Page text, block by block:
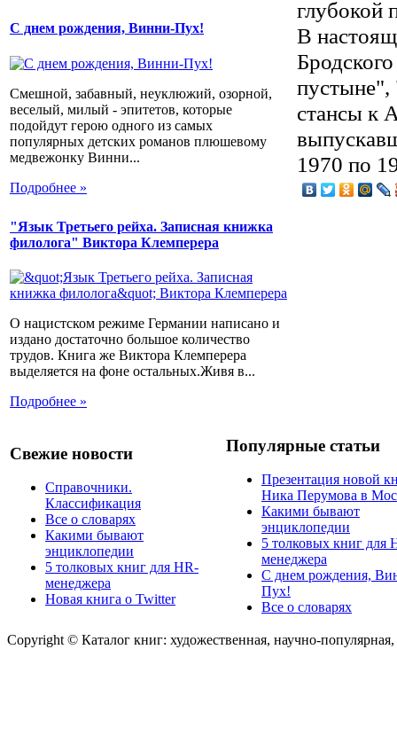
С днем рождения, Винни-Пух!
Смешной, забавный, неуклюжий, озорной,
веселый, милый - эпитетов, которые
подойдут герою одного из самых
популярных детских романов плюшевому
медвежонку Винни...
Подробнее »
"Язык Третьего рейха. Записная книжка
филолога" Виктора Клемперера
О нацистском режиме Германии написано и
издано достаточно большое количество
трудов. Книга же Виктора Клемперера
выделяется на фоне остальных.Живя в...
Подробнее »
глубокой
В
пустыне",
стансы к
1970 по
Свежие новости
Справочники.
Классификация
Все о словарях
Какими бывают
энциклопедии
5 толковых книг для HR-
менеджера
Новая книга о Twitter
Популярные статьи
Презентация новой
Ника Перумова в
Какими бывают
энциклопедии
5 толковых книг для
менеджера
С днем рождения,
Пух!
Все о словарях
Copyright © Каталог книг: художественная, научно-